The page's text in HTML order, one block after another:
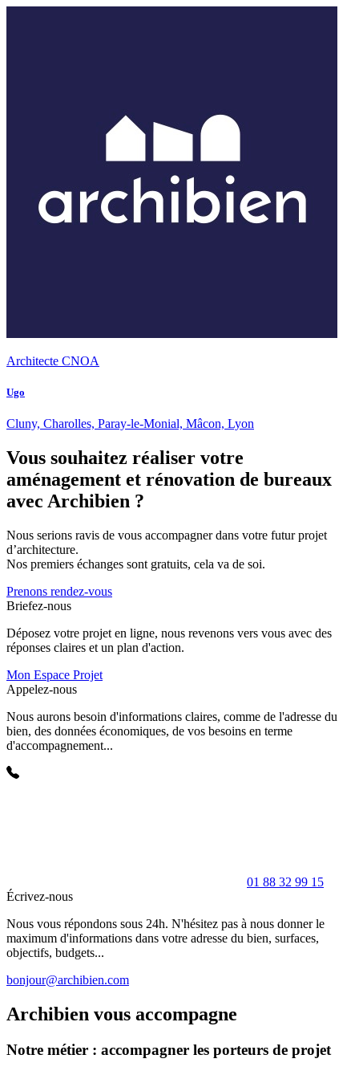
Architecte CNOA
Ugo
Cluny, Charolles, Paray-le-Monial, Mâcon, Lyon
Vous souhaitez réaliser votre
aménagement et rénovation de bureaux
avec Archibien ?
Nous serions ravis de vous accompagner dans votre futur projet
d’architecture.
Nos premiers échanges sont gratuits, cela va de soi.
Prenons rendez-vous
Briefez-nous
Déposez votre projet en ligne, nous revenons vers vous avec des
réponses claires et un plan d'action.
Mon Espace Projet
Appelez-nous
Nous aurons besoin d'informations claires, comme de l'adresse du
bien, des données économiques, de vos besoins en terme
d'accompagnement...
01 88 32 99 15
Écrivez-nous
Nous vous répondons sous 24h. N'hésitez pas à nous donner le
maximum d'informations dans votre adresse du bien, surfaces,
objectifs, budgets...
bonjour@archibien.com
Archibien vous accompagne
Notre métier : accompagner les porteurs de projet